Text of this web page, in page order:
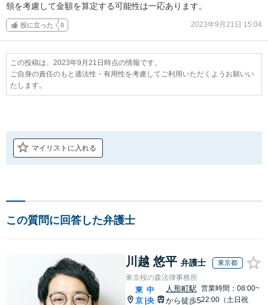
領を考慮して金額を算定する可能性は一応あります。
役に立った 0 2023年9月21日 15:04
この投稿は、2023年9月21日時点の情報です。
ご自身の責任のもと適法性・有用性を考慮してご利用いただくようお願いい
たします。
マイリストに入れる
この質問に回答した弁護士
川越 悠平 弁護士 東京都
東京桜の森法律事務所
東
京 |
中
央
人形町駅
から徒歩5
営業時間：08:00~
22:00（土日祝